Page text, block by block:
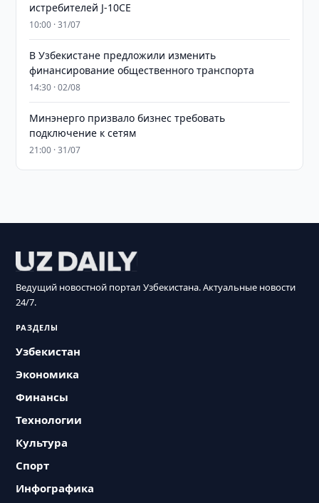
истребителей J-10CE
10:00 · 31/07
В Узбекистане предложили изменить
финансирование общественного транспорта
14:30 · 02/08
Минэнерго призвало бизнес требовать
подключение к сетям
21:00 · 31/07
Ведущий новостной портал Узбекистана. Актуальные новости
24/7.
РАЗДЕЛЫ
Узбекистан
Экономика
Финансы
Технологии
Культура
Спорт
Инфографика